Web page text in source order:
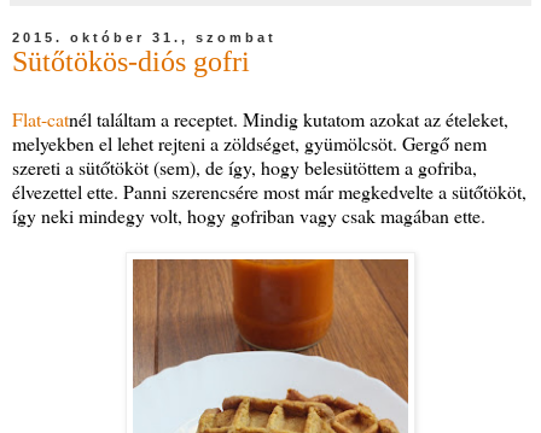
2015. október 31., szombat
Sütőtökös-diós gofri
Flat-catnél találtam a receptet. Mindig kutatom azokat az ételeket,
melyekben el lehet rejteni a zöldséget, gyümölcsöt. Gergő nem
szereti a sütőtököt (sem), de így, hogy belesütöttem a gofriba,
élvezettel ette. Panni szerencsére most már megkedvelte a sütőtököt,
így neki mindegy volt, hogy gofriban vagy csak magában ette.